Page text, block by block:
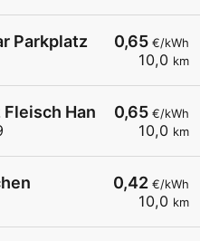
0,65 €/kWh
10,0 km
Parkplatz
0,65 €/kWh
10,0 km
HandelsgesmbH
0,42 €/kWh
10,0 km